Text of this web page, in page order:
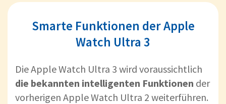
Smarte Funktionen der Apple
Watch Ultra 3
Die Apple Watch Ultra 3 wird voraussichtlich
die bekannten intelligenten Funktionen der
vorherigen Apple Watch Ultra 2 weiterführen.